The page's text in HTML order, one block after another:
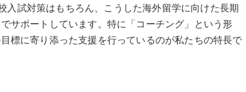
試対策はもちろん、こうした海外留学に向けた長期
サポートしています。特に「コーチング」という形
標に寄り添った支援を行っているのが私たちの特長で